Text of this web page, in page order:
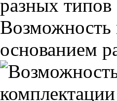
Возможность
основанием